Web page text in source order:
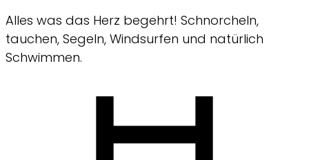
Alles was das Herz begehrt! Schnorcheln,
tauchen, Segeln, Windsurfen und natürlich
Schwimmen.